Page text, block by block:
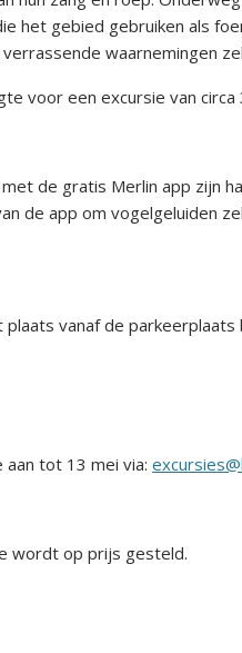
het gebied gebruiken als
waarnemingen
voor een excursie van circa
de gratis Merlin app zijn
de app om vogelgeluiden
vanaf de
aan tot 13 mei via:
wordt op prijs gesteld.